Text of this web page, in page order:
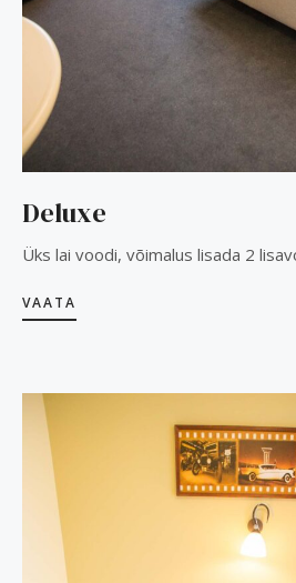
Deluxe
Üks lai voodi, võimalus lisada 2
VAATA